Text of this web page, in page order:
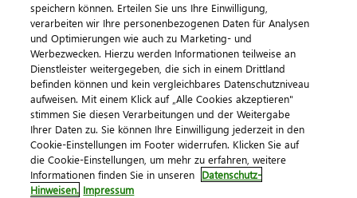
© 2026 DATEV eG
ImpressumDatenschutzAGB Kontakt
Cookie-Einstellungen
speichern können. Erteilen Sie uns Ihre Einwilligung,
verarbeiten wir Ihre personenbezogenen Daten für Analysen
und Optimierungen wie auch zu Marketing- und
Werbezwecken. Hierzu werden Informationen teilweise an
Dienstleister weitergegeben, die sich in einem Drittland
befinden können und kein vergleichbares Datenschutzniveau
aufweisen. Mit einem Klick auf „Alle Cookies akzeptieren"
stimmen Sie diesen Verarbeitungen und der Weitergabe
Ihrer Daten zu. Sie können Ihre Einwilligung jederzeit in den
Cookie-Einstellungen im Footer widerrufen. Klicken Sie auf
die Cookie-Einstellungen, um mehr zu erfahren, weitere
Informationen finden Sie in unseren Datenschutz-
Hinweisen. Impressum